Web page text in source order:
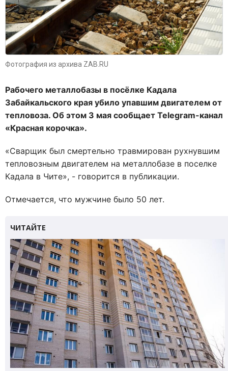
Фотография из архива ZAB.RU
Рабочего металлобазы в посёлке Кадала
Забайкальского края убило упавшим двигателем от
тепловоза. Об этом 3 мая сообщает Telegram-канал
«Красная корочка».
«Сварщик был смертельно травмирован рухнувшим
тепловозным двигателем на металлобазе в поселке
Кадала в Чите», - говорится в публикации.
Отмечается, что мужчине было 50 лет.